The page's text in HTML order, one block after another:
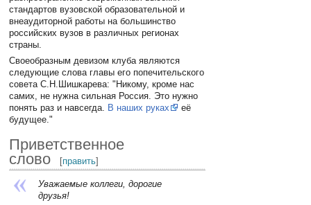
стандартов вузовской образовательной и
внеаудиторной работы на большинство
российских вузов в различных регионах
страны.
Своеобразным девизом клуба являются
следующие слова главы его попечительского
совета С.Н.Шишкарева: "Никому, кроме нас
самих, не нужна сильная Россия. Это нужно
понять раз и навсегда. В наших руках
её
будущее."
Приветственное
слово
[править]
Уважаемые коллеги, дорогие
друзья!